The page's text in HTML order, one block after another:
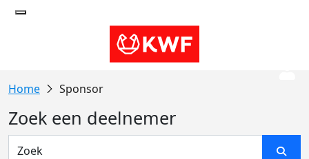
Sponsor
Zoek een deelnemer